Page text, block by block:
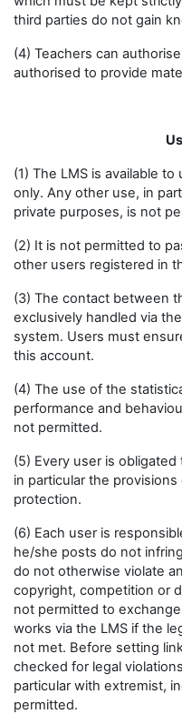
third parties do not gain
(4) Teachers can
authorised to provide
(1) The LMS is available
only. Any other use, in
private purposes, is not
(2) It is not permitted to
other users registered in
(3) The contact between
exclusively handled via
system. Users must
this account.
(4) The use of the
performance and
not permitted.
(5) Every user is
in particular the
protection.
(6) Each user is
he/she posts do not
do not otherwise violate
copyright, competition or
not permitted to
works via the LMS if the
not met. Before setting
checked for legal
particular with extremist,
permitted.